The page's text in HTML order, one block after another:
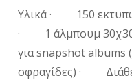
Υλικά · 150
· 1 άλμπουμ
για snapshot albums
σφραγίδες) ·